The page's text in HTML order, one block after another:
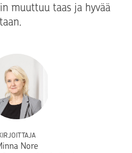
muuttuu taas ja hyvää
Nore